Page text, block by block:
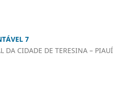
7
DA CIDADE DE TERESINA – PIAUÍ